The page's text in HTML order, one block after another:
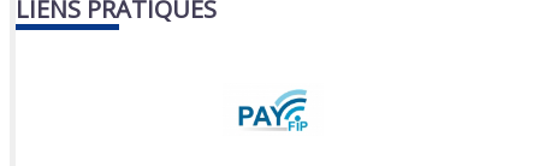
LIENS PRATIQUES